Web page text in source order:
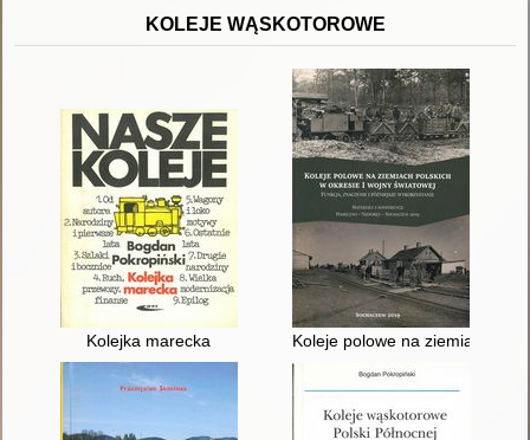
KOLEJE WĄSKOTOROWE
Kolejka marecka Koleje polowe na ziemiach